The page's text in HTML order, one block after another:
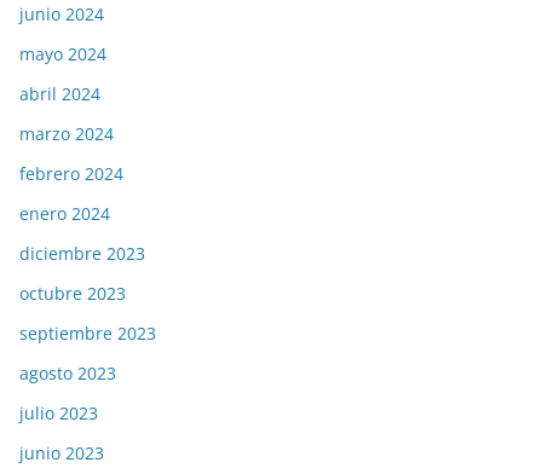
junio 2024
mayo 2024
abril 2024
marzo 2024
febrero 2024
enero 2024
diciembre 2023
octubre 2023
septiembre 2023
agosto 2023
julio 2023
junio 2023